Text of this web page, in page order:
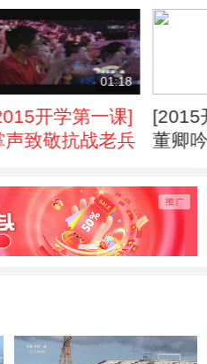
01:18
开学第一课]
声致敬抗战老兵
[2015
董卿